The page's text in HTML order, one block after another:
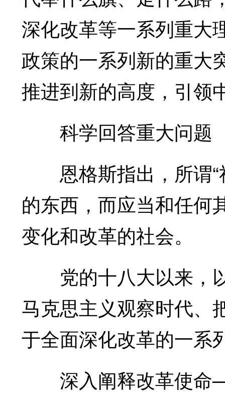
深化改革等一系列重大
政策的一系列新的重大
推进到新的高度，引领
科学回答重大问题
恩格斯指出，所谓“
的东西，而应当和任何
变化和改革的社会。
党的十八大以来，
马克思主义观察时代、
于全面深化改革的一系
深入阐释改革使